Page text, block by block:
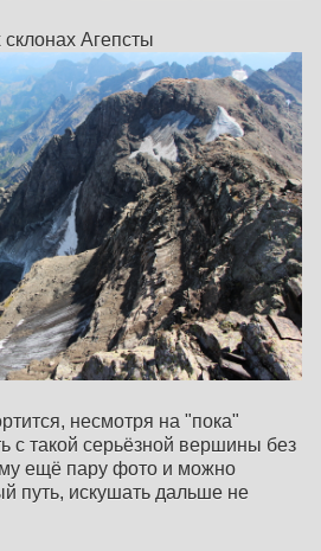
Агепсты
несмотря на "пока"
с такой серьёзной вершины без
ещё пару фото и можно
путь, искушать дальше не